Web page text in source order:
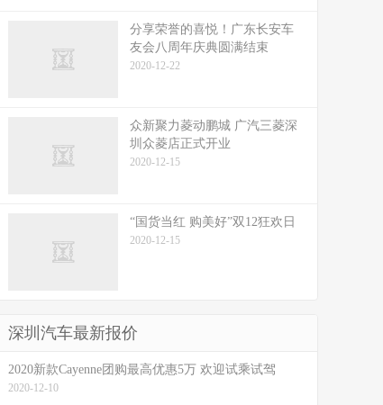
分享荣誉的喜悦！广东长安车
友会八周年庆典圆满结束
2020-12-22
众新聚力菱动鹏城 广汽三菱深
圳众菱店正式开业
2020-12-15
“国货当红 购美好”双12狂欢日
2020-12-15
深圳汽车最新报价
2020新款Cayenne团购最高优惠5万 欢迎试乘试驾
2020-12-10